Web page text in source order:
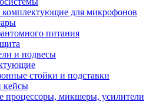
комплектующие для микрофонов
питания
и подвесы
стойки и подставки
кейсы
микшеры, усилители